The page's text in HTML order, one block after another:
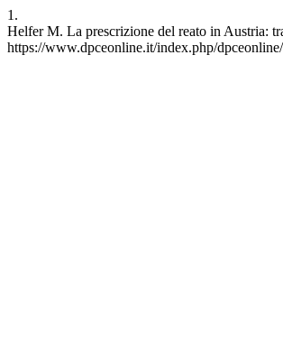
1.
Helfer M. La prescrizione del reato in Austria:
https://www.dpceonline.it/index.php/